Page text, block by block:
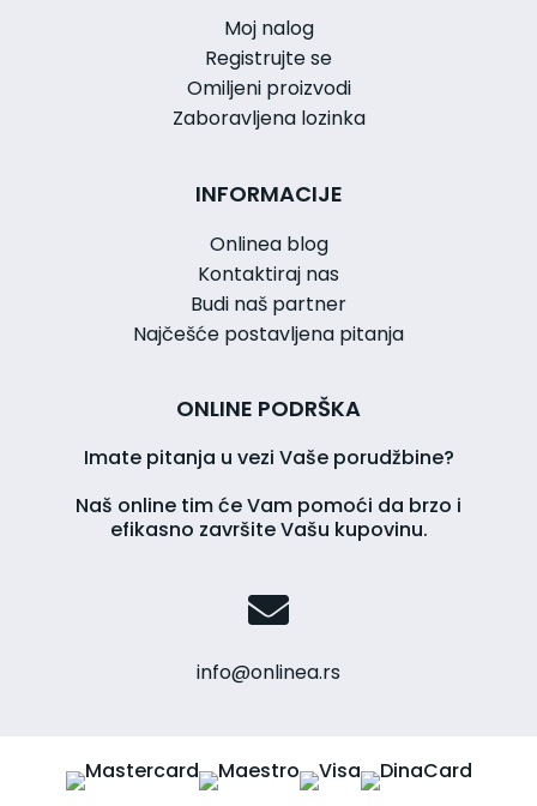
Moj nalog
Registrujte se
Omiljeni proizvodi
Zaboravljena lozinka
INFORMACIJE
Onlinea blog
Kontaktiraj nas
Budi naš partner
Najčešće postavljena pitanja
ONLINE PODRŠKA
Imate pitanja u vezi Vaše porudžbine?
Naš online tim će Vam pomoći da brzo i
efikasno završite Vašu kupovinu.
info@onlinea.rs